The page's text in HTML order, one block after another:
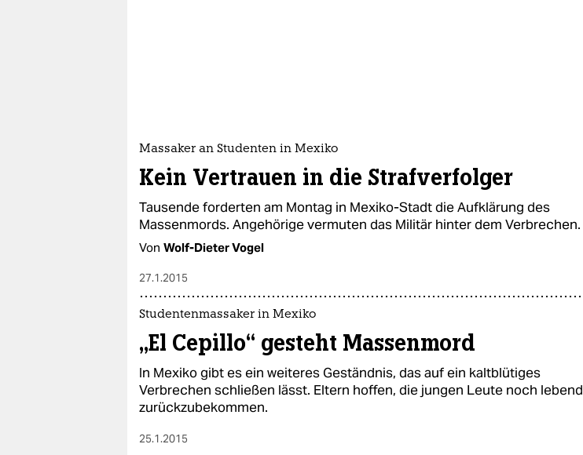
Massaker an Studenten in Mexiko
Kein Vertrauen in die Strafverfolger
Tausende forderten am Montag in Mexiko-Stadt die Aufklärung des
Massenmords. Angehörige vermuten das Militär hinter dem Verbrechen.
Von Wolf-Dieter Vogel
27.1.2015
Studentenmassaker in Mexiko
„El Cepillo“ gesteht Massenmord
In Mexiko gibt es ein weiteres Geständnis, das auf ein kaltblütiges
Verbrechen schließen lässt. Eltern hoffen, die jungen Leute noch lebend
zurückzubekommen.
25.1.2015